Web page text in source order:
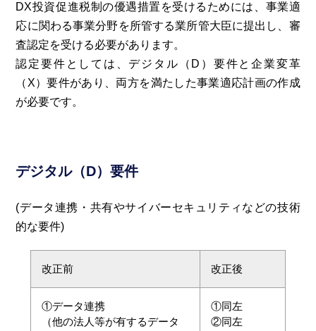
DX投資促進税制の優遇措置を受けるためには、事業適
応に関わる事業分野を所管する業所管大臣に提出し、審
査認定を受ける必要があります。
認定要件としては、デジタル（D）要件と企業変革
（X）要件があり、両方を満たした事業適応計画の作成
が必要です。
デジタル（D）要件
(データ連携・共有やサイバーセキュリティなどの技術
的な要件)
改正前 改正後
①データ連携
（他の法人等が有するデータ
①同左
②同左